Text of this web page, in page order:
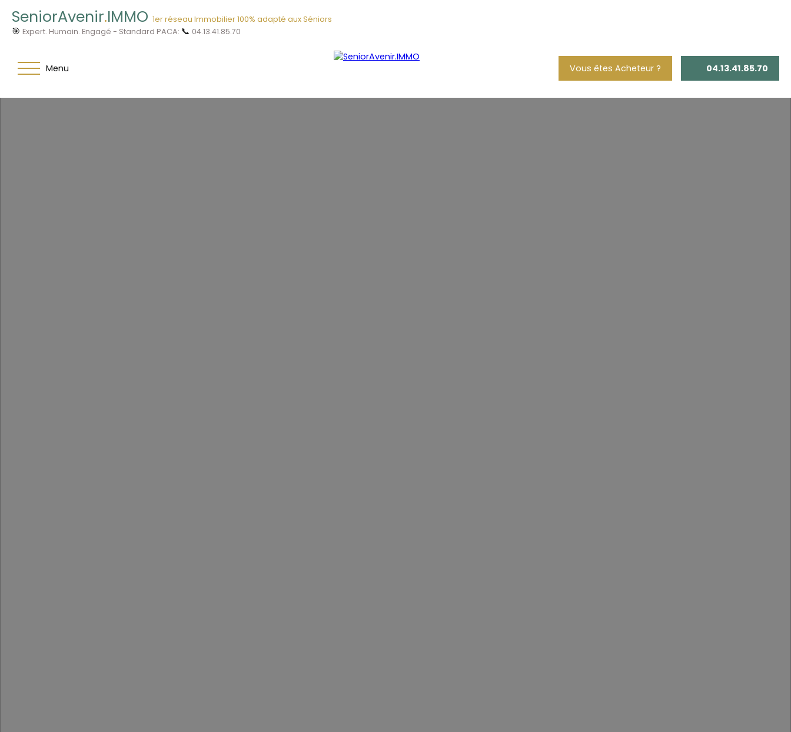
SeniorAvenir.IMMO 1er réseau Immobilier 100% adapté aux Séniors
🎯 Expert. Humain. Engagé - Standard PACA: 📞 04.13.41.85.70
Menu Vous êtes Acheteur ? 04.13.41.85.70